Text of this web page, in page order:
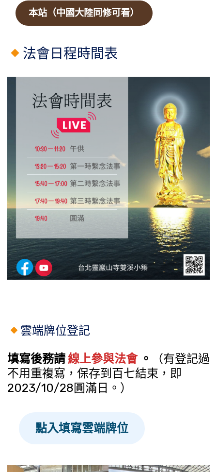
本站（中國大陸同修可看）
法會日程時間表
雲端牌位登記
填寫後務請線上參與法會 。
（有登記過
不用重複寫，保存到百七結束，即
2023/10/28圓滿日。）
點入填寫雲端牌位